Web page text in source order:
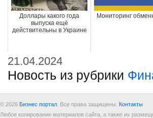
Доллары какого года
выпуска ещё
действительны в Украине
Мониторинг
21.04.2024
Новость из рубрики
© 2026 Бизнес портал . Все права защищены. Контакты
Любое копирование материалов сайта, а также их